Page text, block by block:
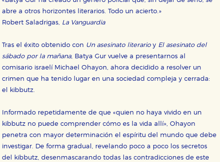
abre a otros horizontes literarios. Todo un acierto.»
Robert Saladrigas, La Vanguardia
Tras el éxito obtenido con Un asesinato literarioy El asesinato del
sábado por la mañana, Batya Gur vuelve a presentarnos al
comisario israelí Michael Ohayon, ahora decidido a resolver un
crimen que ha tenido lugar en una sociedad compleja y cerrada:
el kibbutz.
Informado repetidamente de que «quien no haya vivido en un
kibbutz no puede comprender cómo es la vida allí», Ohayon
penetra con mayor determinación el espíritu del mundo que debe
investigar. De forma gradual, revelando poco a poco los secretos
del kibbutz, desenmascarando todas las contradicciones de este
HABILITAR TODO RECHAZAR TODO
Cookies necesarias
Estas cookies son necesarias para que nuestro sitio
web funcione y no es posible deshabilitarlas desde
nuestro sistema. Es posible hacerlo desde el
navegador, pero en ese caso es posible que algunas
correctamente.
Estas cookies se utilizan para mejorar su experiencia
de navegación y optimizar el funcionamiento de
nuestro sitio web. Almacenan configuraciones de
servicios para que no tenga que reconfigurarlos cada
vez que nos visita. La información es agregada y, por lo
tanto, es anónima.